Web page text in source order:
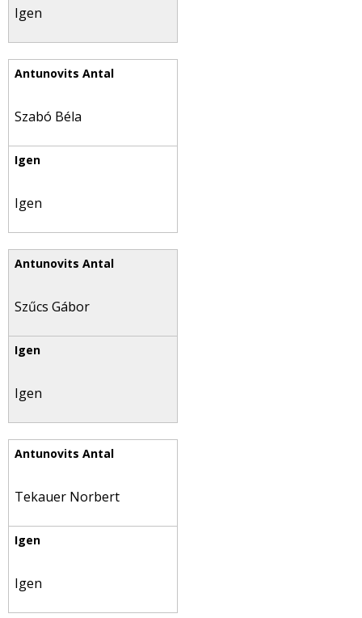
Igen
Szabó Béla
Igen
Szűcs Gábor
Igen
Tekauer Norbert
Igen